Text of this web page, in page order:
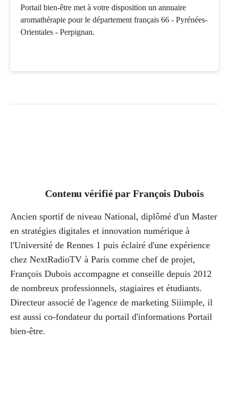
Portail bien-être met à votre disposition un annuaire
aromathérapie pour le département français 66 - Pyrénées-
Orientales - Perpignan.
Contenu vérifié par François Dubois
Ancien sportif de niveau National, diplômé d'un Master
en stratégies digitales et innovation numérique à
l'Université de Rennes 1 puis éclairé d'une expérience
chez NextRadioTV à Paris comme chef de projet,
François Dubois accompagne et conseille depuis 2012
de nombreux professionnels, stagiaires et étudiants.
Directeur associé de l'agence de marketing Siiimple, il
est aussi co-fondateur du portail d'informations Portail
bien-être.